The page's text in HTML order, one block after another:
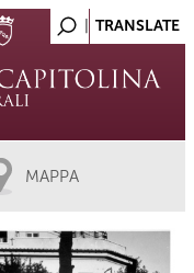
MAPPA